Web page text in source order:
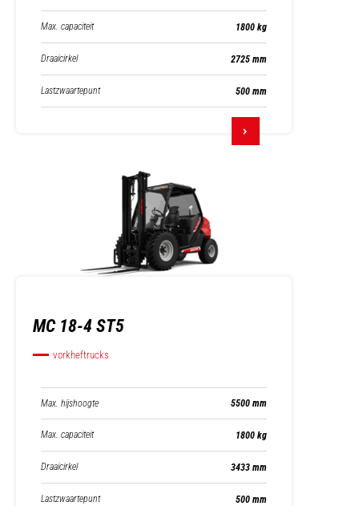
Max. capaciteit 1800 kg
Draaicirkel 2725 mm
Lastzwaartepunt 500 mm
MC 18-4 ST5
vorkheftrucks
Max. hijshoogte 5500 mm
Max. capaciteit 1800 kg
Draaicirkel 3433 mm
Lastzwaartepunt 500 mm